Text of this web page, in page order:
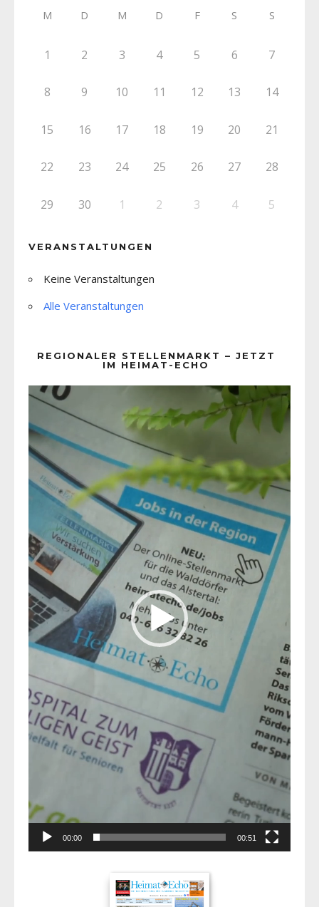
M D M D F S S
1 2 3 4 5 6 7
8 9 10 11 12 13 14
15 16 17 18 19 20 21
22 23 24 25 26 27 28
29 30 1 2 3 4 5
VERANSTALTUNGEN
Keine Veranstaltungen
Alle Veranstaltungen
REGIONALER STELLENMARKT – JETZT
IM HEIMAT-ECHO
Player
00:00 00:51